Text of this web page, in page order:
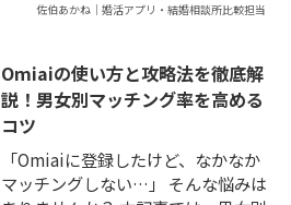
佐伯あかね｜婚活アプリ・結婚相談所比較担当
Omiaiの使い方と攻略法を徹底解
説！男女別マッチング率を高める
コツ
「Omiaiに登録したけど、なかなか
マッチングしない…」 そんな悩みは